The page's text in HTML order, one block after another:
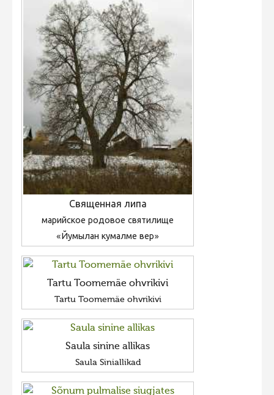
Священная липа
марийское родовое святилище
«Йумылан кумалме вер»
Tartu Toomemäe ohvrikivi
Tartu Toomemäe ohvrikivi
Saula sinine allikas
Saula Siniallikad